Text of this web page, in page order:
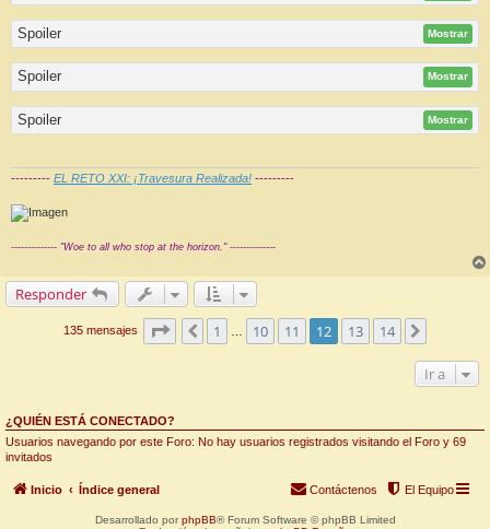
Spoiler Mostrar
Spoiler Mostrar
Spoiler Mostrar
--------- EL RETO XXI: ¡Travesura Realizada! ---------
-------------- "Woe to all who stop at the horizon." --------------
Responder
135 mensajes Página12 de14
Anterior
1 10 11 12 13 14
Ir a
¿QUIÉN ESTÁ CONECTADO?
Usuarios navegando por este Foro: No hay usuarios registrados visitando el Foro y 69
invitados
Inicio Índice general El Equipo
Contáctenos
Desarrollado por phpBB® Forum Software © phpBB Limited